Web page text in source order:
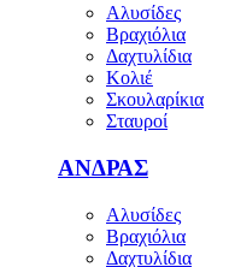
Αλυσίδες
Βραχιόλια
Δαχτυλίδια
Κολιέ
Σκουλαρίκια
Σταυροί
ΑΝΔΡΑΣ
Αλυσίδες
Βραχιόλια
Δαχτυλίδια